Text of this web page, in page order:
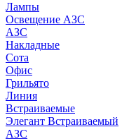
Лампы
Освещение АЗС
АЗС
Накладные
Сота
Офис
Грильято
Линия
Встраиваемые
Элегант Встраиваемый
АЗС